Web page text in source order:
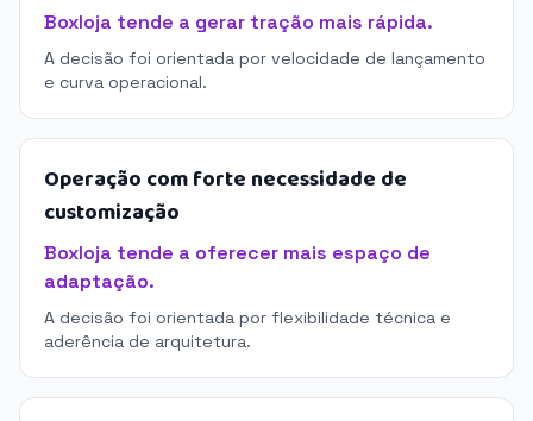
Boxloja tende a gerar tração mais rápida.
A decisão foi orientada por velocidade de lançamento
e curva operacional.
Operação com forte necessidade de
customização
Boxloja tende a oferecer mais espaço de
adaptação.
A decisão foi orientada por flexibilidade técnica e
aderência de arquitetura.